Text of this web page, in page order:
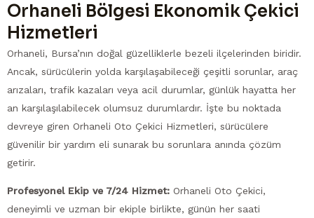
Orhaneli Bölgesi Ekonomik Çekici
Hizmetleri
Orhaneli, Bursa’nın doğal güzelliklerle bezeli ilçelerinden biridir.
Ancak, sürücülerin yolda karşılaşabileceği çeşitli sorunlar, araç
arızaları, trafik kazaları veya acil durumlar, günlük hayatta her
an karşılaşılabilecek olumsuz durumlardır. İşte bu noktada
devreye giren Orhaneli Oto Çekici Hizmetleri, sürücülere
güvenilir bir yardım eli sunarak bu sorunlara anında çözüm
getirir.
Profesyonel Ekip ve 7/24 Hizmet: Orhaneli Oto Çekici,
deneyimli ve uzman bir ekiple birlikte, günün her saati